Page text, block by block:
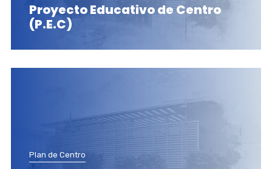
Proyecto Educativo de Centro
(P.E.C)
Plan de Centro